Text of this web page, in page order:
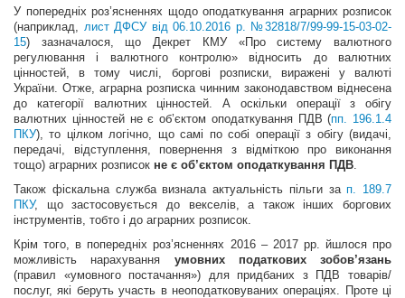
У попередніх роз’ясненнях щодо оподаткування аграрних розписок
(наприклад, лист ДФСУ від 06.10.2016 р. №32818/7/99-99-15-03-02-
15) зазначалося, що Декрет КМУ «Про систему валютного
регулювання і валютного контролю» відносить до валютних
цінностей, в тому числі, боргові розписки, виражені у валюті
України. Отже, аграрна розписка чинним законодавством віднесена
до категорії валютних цінностей. А оскільки операції з обігу
валютних цінностей не є об’єктом оподаткування ПДВ (пп. 196.1.4
ПКУ), то цілком логічно, що самі по собі операції з обігу (видачі,
передачі, відступлення, повернення з відміткою про виконання
тощо) аграрних розписок не є об’єктом оподаткування ПДВ.
Також фіскальна служба визнала актуальність пільги зап. 189.7
ПКУ, що застосовується до векселів, а також інших боргових
інструментів, тобто і до аграрних розписок.
Крім того, в попередніх роз’ясненнях 2016 – 2017 рр. йшлося про
можливість нарахування умовних податкових зобов’язань
(правил «умовного постачання») для придбаних з ПДВ товарів/
послуг, які беруть участь в неоподатковуваних операціях. Проте ці